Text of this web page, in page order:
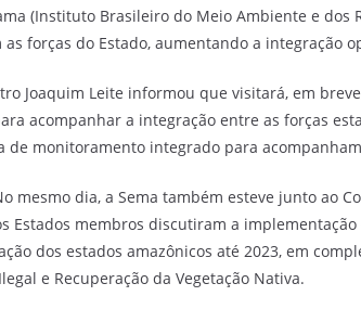
(Instituto Brasileiro do Meio Ambiente e dos
forças do Estado, aumentando a integração
Joaquim Leite informou que visitará, em
acompanhar a integração entre as forças
de monitoramento integrado para
mesmo dia, a Sema também esteve junto ao
Estados membros discutiram a
dos estados amazônicos até 2023, em
e Recuperação da Vegetação Nativa.